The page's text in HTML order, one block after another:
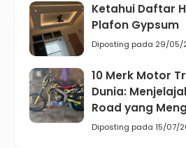
Ketahui Daftar
Plafon Gypsum
Diposting pada 29/05/
10 Merk Motor
Dunia:
Road yang
Diposting pada 15/07/